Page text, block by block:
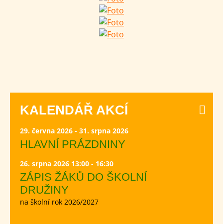
KALENDÁŘ AKCÍ
29. června 2026 - 31. srpna 2026
HLAVNÍ PRÁZDNINY
26. srpna 2026 13:00 - 16:30
ZÁPIS ŽÁKŮ DO ŠKOLNÍ
DRUŽINY
na školní rok 2026/2027